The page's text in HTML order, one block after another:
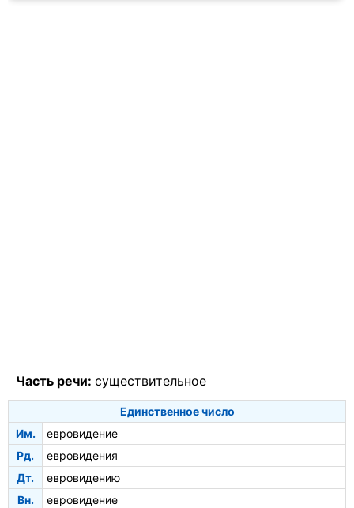
Часть речи: существительное
Единственное число
Им.
евровидение
Рд.
евровидения
Дт.
евровидению
Вн.
евровидение